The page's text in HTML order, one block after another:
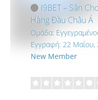
I9BET – Sân
Hàng Đầu Châu Á
Ομάδα:
Εγγραφή: 22 Μαΐου,
New Member